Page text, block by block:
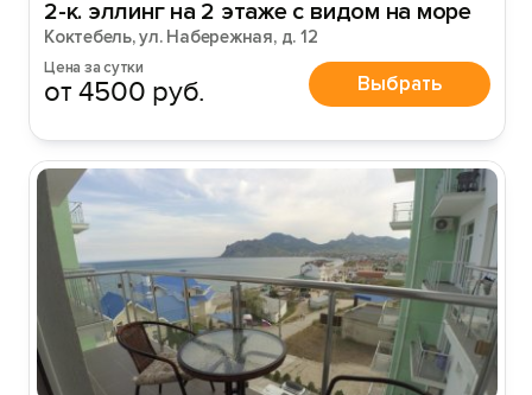
2-к. эллинг на 2 этаже с видом на море
Коктебель, ул. Набережная, д. 12
Цена за сутки
от 4500 руб. Выбрать